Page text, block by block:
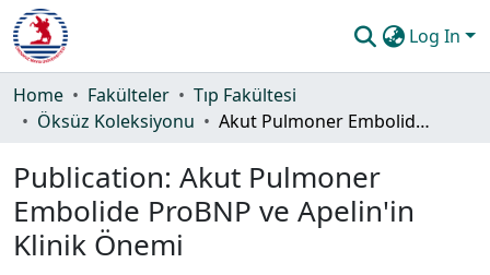
Log In
Communities & Collections
Statistics
Guide
Home Fakülteler
Tıp Fakültesi
Öksüz Koleksiyonu
Akut Pulmoner Embolide ProBNP ve Apelin'in Klinik Önemi
Publication: Akut Pulmoner
Embolide ProBNP ve Apelin'in
Klinik Önemi